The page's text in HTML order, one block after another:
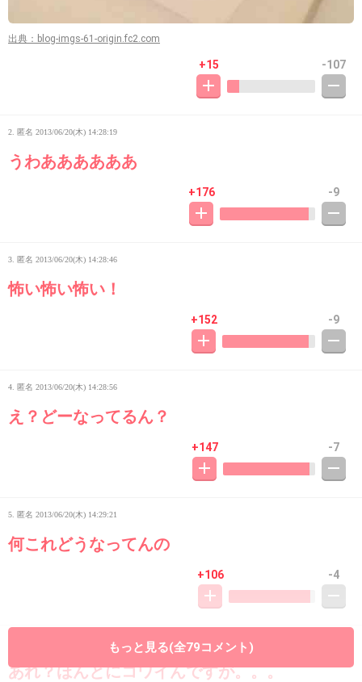
出典：blog-imgs-61-origin.fc2.com
+15 -107
2. 匿名 2013/06/20(木) 14:28:19
うわああああああ
+176 -9
3. 匿名 2013/06/20(木) 14:28:46
怖い怖い怖い！
+152 -9
4. 匿名 2013/06/20(木) 14:28:56
え？どーなってるん？
+147 -7
5. 匿名 2013/06/20(木) 14:29:21
何これどうなってんの
+106 -4
2013/06/20(木) 14:29:46
あれ？ほんとにコワイんですが。。。
もっと見る(全79コメント)